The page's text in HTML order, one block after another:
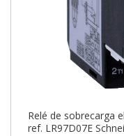
Relé de sobrecarga
ref. LR97D07E